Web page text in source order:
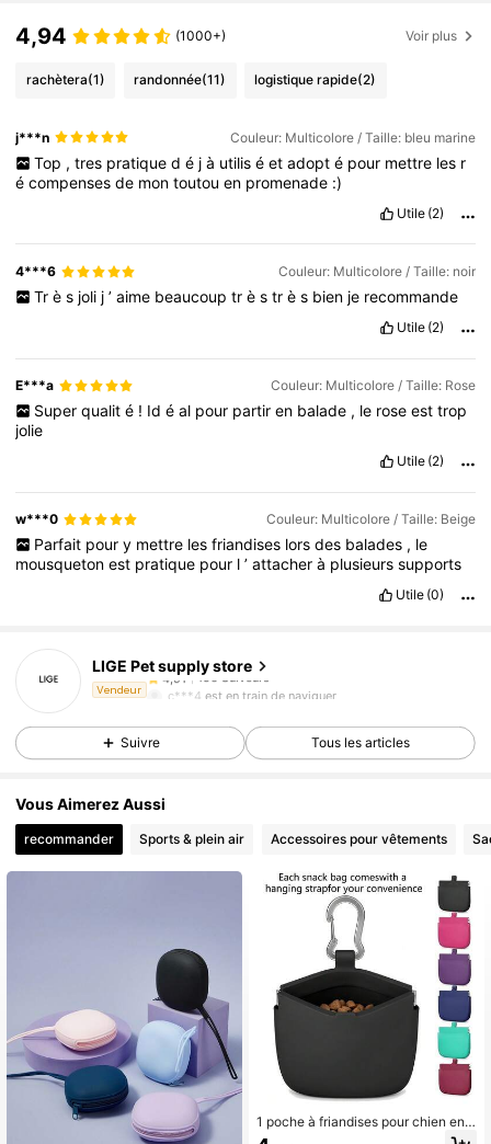
4,94 (1000+) Voir plus
rachètera(1) randonnée(11) logistique rapide(2)
j***n Couleur: Multicolore / Taille: bleu marine
Top , tres pratique d é j à utilis é et adopt é pour mettre les r
écompensesde montoutouen promenade :)
Utile (2)
4***6 Couleur: Multicolore / Taille: noir
Tr è s joli j ’ aime beaucoup tr è s tr è s bien je recommande
Utile (2)
E***a Couleur: Multicolore / Taille: Rose
Super qualit é ! Id é al pour partir en balade , le rose est trop
jolie
Utile (2)
w***0 Couleur: Multicolore / Taille: Beige
Parfait pour y mettre les friandises lors des balades , le
mousquetonest pratique pour l’attacherà plusieurssupports
Utile (0)
LIGE Pet supply store
Vendeur
4,91
156 Suiveurs
c***4
est en train de naviguer
156 Suiveurs
Suivre Tous les articles
Vous Aimerez Aussi
recommander Sports & plein air Accessoires pour vêtements
1 poche à friandises pour chien en s
ilicone à une main, sac d'entraînem